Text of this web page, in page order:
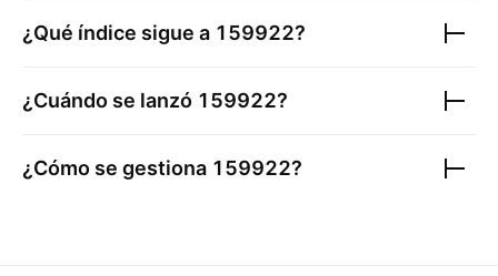
¿Qué índice sigue a 159922?
¿Cuándo se lanzó 159922?
¿Cómo se gestiona 159922?